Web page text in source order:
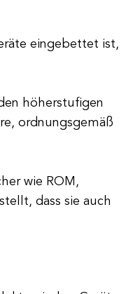
eingebettet ist,
höherstufigen
ordnungsgemäß
wie ROM,
dass sie auch